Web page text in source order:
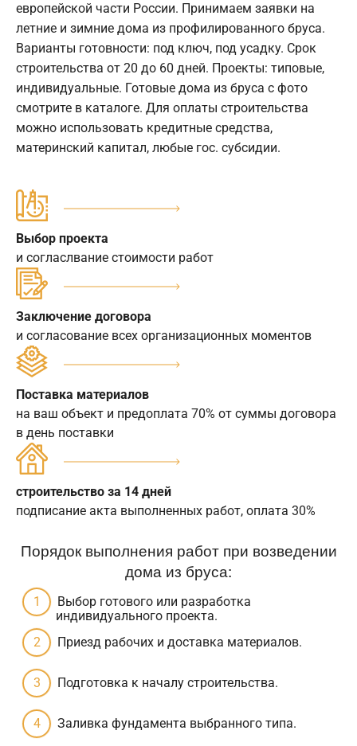
европейской части России. Принимаем заявки на
летние и зимние дома из профилированного бруса.
Варианты готовности: под ключ, под усадку. Срок
строительства от 20 до 60 дней. Проекты: типовые,
индивидуальные. Готовые дома из бруса с фото
смотрите в каталоге. Для оплаты строительства
можно использовать кредитные средства,
материнский капитал, любые гос. субсидии.
Выбор проекта
и согласлвание стоимости работ
Заключение договора
и согласование всех организационных моментов
Поставка материалов
на ваш объект и предоплата 70% от суммы договора
в день поставки
строительство за 14 дней
подписание акта выполненных работ, оплата 30%
Порядок выполнения работ при возведении
дома из бруса:
Выбор готового или разработка
индивидуального проекта.
Приезд рабочих и доставка материалов.
Подготовка к началу строительства.
Заливка фундамента выбранного типа.